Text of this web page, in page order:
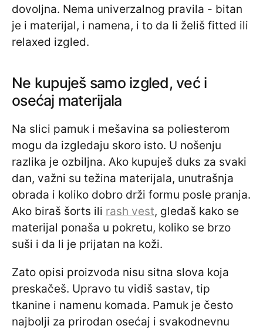
dovoljna. Nema univerzalnog pravila - bitan
je i materijal, i namena, i to da li želiš fitted ili
relaxed izgled.
Ne kupuješ samo izgled, već i
osećaj materijala
Na slici pamuk i mešavina sa poliesterom
mogu da izgledaju skoro isto. U nošenju
razlika je ozbiljna. Ako kupuješ duks za svaki
dan, važni su težina materijala, unutrašnja
obrada i koliko dobro drži formu posle pranja.
Ako biraš šorts ili rash vest, gledaš kako se
materijal ponaša u pokretu, koliko se brzo
suši i da li je prijatan na koži.
Zato opisi proizvoda nisu sitna slova koja
preskačeš. Upravo tu vidiš sastav, tip
tkanine i namenu komada. Pamuk je često
najbolji za prirodan osećaj i svakodnevnu